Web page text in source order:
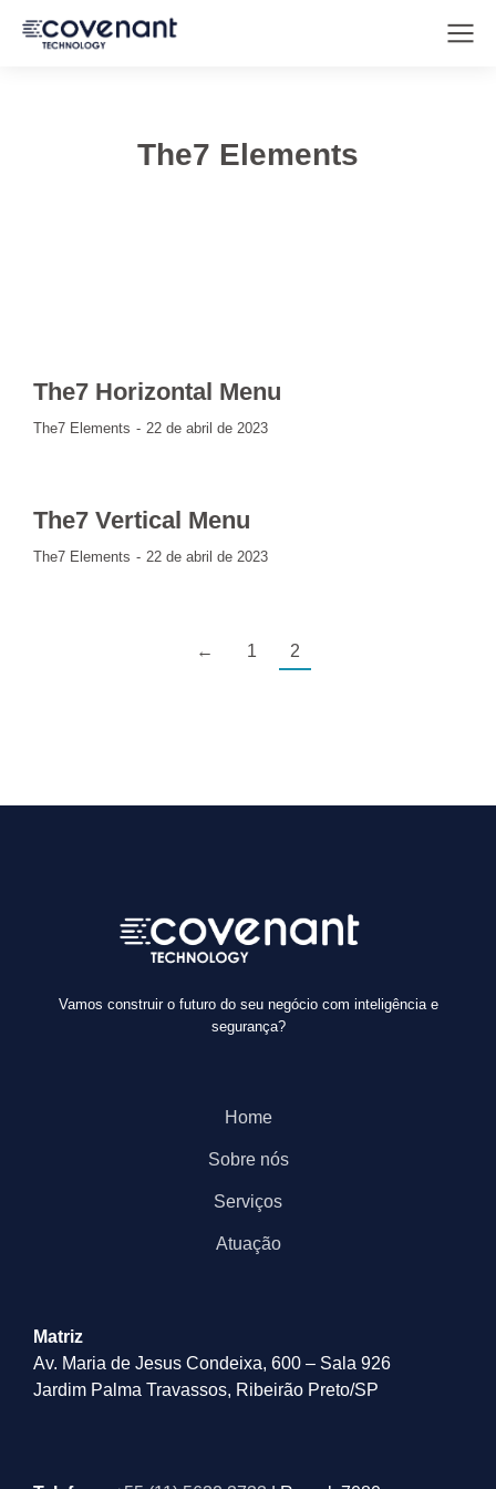
The7 Elements
The7 Horizontal Menu
The7 Elements 22 de abril de 2023
The7 Vertical Menu
The7 Elements 22 de abril de 2023
← 1 2
Vamos construir o futuro do seu negócio com inteligência e
segurança?
Home
Sobre nós
Serviços
Atuação
Matriz
Av. Maria de Jesus Condeixa, 600 – Sala 926
Jardim Palma Travassos, Ribeirão Preto/SP